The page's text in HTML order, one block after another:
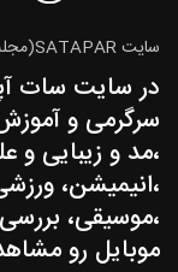
سایت SATAPAR(مجله ویدیو)
در سایت سات
سرگرمی و
،مد و زیبایی و
،انیمیشن،
،موسیقی،
موبایل رو